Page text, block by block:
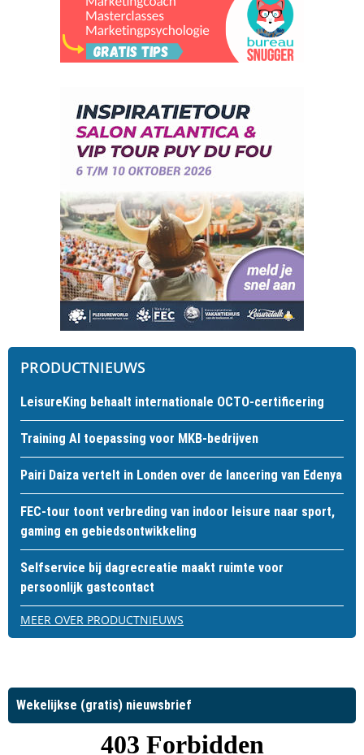
PRODUCTNIEUWS
LeisureKing behaalt internationale OCTO-certificering
Training AI toepassing voor MKB-bedrijven
Pairi Daiza vertelt in Londen over de lancering van Edenya
FEC-tour toont verbreding van indoor leisure naar sport,
gaming en gebiedsontwikkeling
Selfservice bij dagrecreatie maakt ruimte voor
persoonlijk gastcontact
MEER OVER PRODUCTNIEUWS
Wekelijkse (gratis) nieuwsbrief